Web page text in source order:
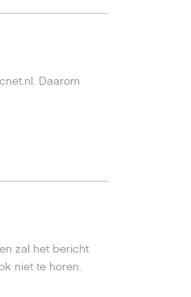
Daarom
zal het bericht
niet te horen.